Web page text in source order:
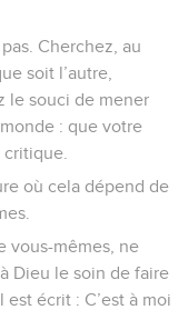
Cherchez, au
soit l’autre,
le souci de mener
: que votre
où cela dépend de
vous-mêmes, ne
Dieu le soin de faire
écrit : C’est à moi